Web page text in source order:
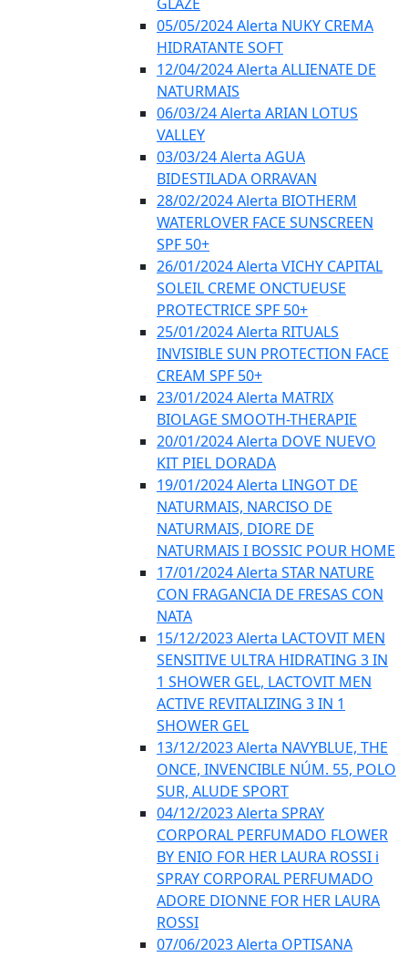
05/05/2024 Alerta NUKY CREMA
HIDRATANTE SOFT
12/04/2024 Alerta ALLIENATE DE
NATURMAIS
06/03/24 Alerta ARIAN LOTUS
VALLEY
03/03/24 Alerta AGUA
BIDESTILADA ORRAVAN
28/02/2024 Alerta BIOTHERM
WATERLOVER FACE SUNSCREEN
SPF 50+
26/01/2024 Alerta VICHY CAPITAL
SOLEIL CREME ONCTUEUSE
PROTECTRICE SPF 50+
25/01/2024 Alerta RITUALS
INVISIBLE SUN PROTECTION FACE
CREAM SPF 50+
23/01/2024 Alerta MATRIX
BIOLAGE SMOOTH-THERAPIE
20/01/2024 Alerta DOVE NUEVO
KIT PIEL DORADA
19/01/2024 Alerta LINGOT DE
NATURMAIS, NARCISO DE
NATURMAIS, DIORE DE
NATURMAIS I BOSSIC POUR HOME
17/01/2024 Alerta STAR NATURE
CON FRAGANCIA DE FRESAS CON
NATA
15/12/2023 Alerta LACTOVIT MEN
SENSITIVE ULTRA HIDRATING 3 IN
1 SHOWER GEL, LACTOVIT MEN
ACTIVE REVITALIZING 3 IN 1
SHOWER GEL
13/12/2023 Alerta NAVYBLUE, THE
ONCE, INVENCIBLE NÚM. 55, POLO
SUR, ALUDE SPORT
04/12/2023 Alerta SPRAY
CORPORAL PERFUMADO FLOWER
BY ENIO FOR HER LAURA ROSSI i
SPRAY CORPORAL PERFUMADO
ADORE DIONNE FOR HER LAURA
ROSSI
07/06/2023 Alerta OPTISANA